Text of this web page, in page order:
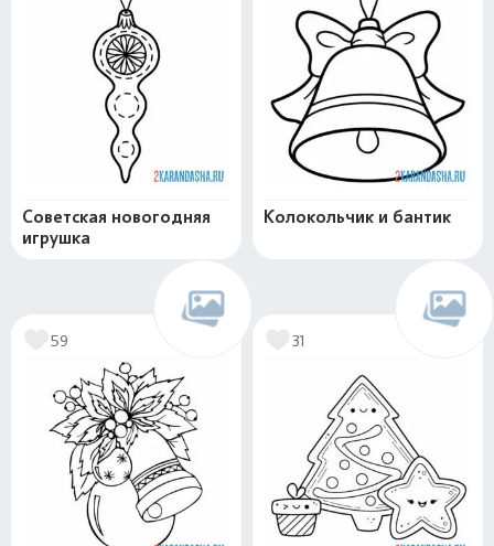
Советская новогодняя
игрушка
Колокольчик и бантик
59 31